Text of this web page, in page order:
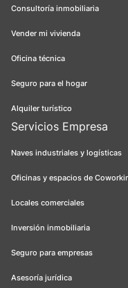
Consultoría inmobiliaria
Vender mi vivienda
Oficina técnica
Seguro para el hogar
Alquiler turístico
Servicios Empresa
Naves industriales y logísticas
Oficinas y espacios de
Locales comerciales
Inversión inmobiliaria
Seguro para empresas
Asesoría jurídica